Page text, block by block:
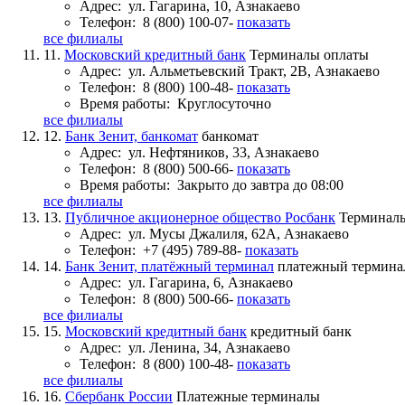
Адрес: ул. Гагарина, 10, Азнакаево
Телефон: 8 (800) 100-07- показать
все филиалы
11. Московский кредитный банк Терминалы оплаты
Адрес: ул. Альметьевский Тракт, 2В, Азнакаево
Телефон: 8 (800) 100-48- показать
Время работы: Круглосуточно
все филиалы
12. Банк Зенит, банкомат банкомат
Адрес: ул. Нефтяников, 33, Азнакаево
Телефон: 8 (800) 500-66- показать
Время работы: Закрыто до завтра до 08:00
все филиалы
13. Публичное акционерное общество Росбанк
Адрес: ул. Мусы Джалиля, 62А, Азнакаево
Телефон: +7 (495) 789-88- показать
14. Банк Зенит, платёжный терминал платежный
Адрес: ул. Гагарина, 6, Азнакаево
Телефон: 8 (800) 500-66- показать
все филиалы
15. Московский кредитный банк кредитный банк
Адрес: ул. Ленина, 34, Азнакаево
Телефон: 8 (800) 100-48- показать
все филиалы
16. Сбербанк России Платежные терминалы